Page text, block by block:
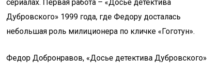
сериалах. Первая работа – «Досье детектива
Дубровского» 1999 года, где Федору досталась
небольшая роль милиционера по кличке «Гоготун».
Федор Добронравов, «Досье детектива Дубровского»